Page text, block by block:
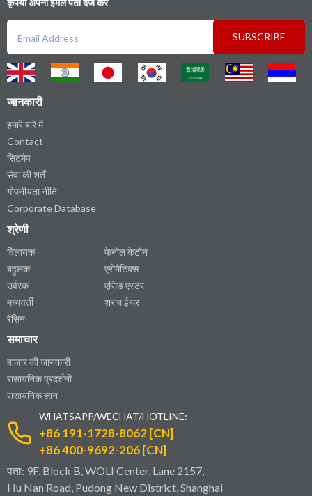
कृपया अपना ईमेल पता दर्ज करें
SUBSCRIBE
जानकारी
हमारे बारे में
Contact
सिटमैप
सेवा की शर्तें
गोपनीयता नीति
Corporate Database
श्रेणी
विलायक
बहुलक
उर्वरक
मध्यवर्ती
रेसिन
फेनोल केटोन
एरोमैटिक्स
एसिड एस्टर
शराब ईथर
समाचार
बाजार की जानकारी
रासायनिक प्रदर्शनी
रासायनिक ज्ञान
WHATSAPP/WECHAT/HOTLINE:
+86 191-1728-8062 [CN]
+86 400-9692-206 [CN]
पता: 9F, Block B, WOLI Center, Lane 2157,
Hu Nan Road, Pudong New District, Shanghai